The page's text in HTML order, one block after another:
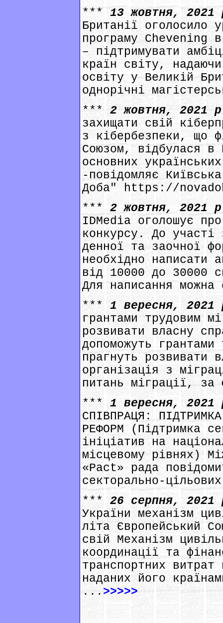
***13 жовтня,
Британії оголосило
програму Сhevening
– підтримувати
країн світу,
освіту у Великій
однорічні
***2 жовтня, 2021
захищати свій
з кібербезпеки, що
Союзом, відбулася в
основних
-повідомляє
Доба" https://
***2 жовтня, 2021
IDMedia оголошує
конкурсу. До участі
денної та заочної
необхідно написати
від 10000 до 30000
Для написання
***1 вересня,
грантами трудовим
розвивати власну
допоможуть
прагнуть розвивати
організація з
питань міграції,
***1 вересня,
СПІВПРАЦЯ:
РЕФОРМ (Підтримка
ініціатив на
місцевому рівнях)
«Pact» рада
секторально-
***26 серпня,
України механізм
літа Європейський
свій Механізм
координації та
транспортних
наданих його
...>>>>>